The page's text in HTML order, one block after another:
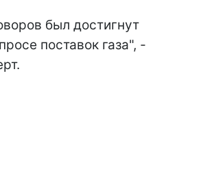
был достигнут
поставок газа", -